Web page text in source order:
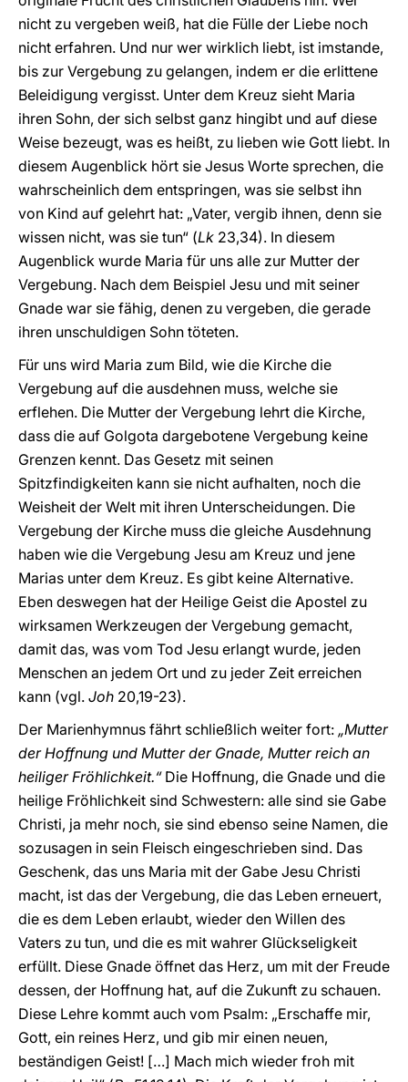
nicht zu vergeben weiß, hat die Fülle der Liebe noch
nicht erfahren. Und nur wer wirklich liebt, ist imstande,
bis zur Vergebung zu gelangen, indem er die erlittene
Beleidigung vergisst. Unter dem Kreuz sieht Maria
ihren Sohn, der sich selbst ganz hingibt und auf diese
Weise bezeugt, was es heißt, zu lieben wie Gott liebt. In
diesem Augenblick hört sie Jesus Worte sprechen, die
wahrscheinlich dem entspringen, was sie selbst ihn
von Kind auf gelehrt hat: „Vater, vergib ihnen, denn sie
wissen nicht, was sie tun“ (Lk 23,34). In diesem
Augenblick wurde Maria für uns alle zur Mutter der
Vergebung. Nach dem Beispiel Jesu und mit seiner
Gnade war sie fähig, denen zu vergeben, die gerade
ihren unschuldigen Sohn töteten.
Für uns wird Maria zum Bild, wie die Kirche die
Vergebung auf die ausdehnen muss, welche sie
erflehen. Die Mutter der Vergebung lehrt die Kirche,
dass die auf Golgota dargebotene Vergebung keine
Grenzen kennt. Das Gesetz mit seinen
Spitzfindigkeiten kann sie nicht aufhalten, noch die
Weisheit der Welt mit ihren Unterscheidungen. Die
Vergebung der Kirche muss die gleiche Ausdehnung
haben wie die Vergebung Jesu am Kreuz und jene
Marias unter dem Kreuz. Es gibt keine Alternative.
Eben deswegen hat der Heilige Geist die Apostel zu
wirksamen Werkzeugen der Vergebung gemacht,
damit das, was vom Tod Jesu erlangt wurde, jeden
Menschen an jedem Ort und zu jeder Zeit erreichen
kann (vgl. Joh 20,19-23).
Der Marienhymnus fährt schließlich weiter fort: „Mutter
der Hoffnung und Mutter der Gnade, Mutter reich an
heiliger Fröhlichkeit.“Die Hoffnung, die Gnade und die
heilige Fröhlichkeit sind Schwestern: alle sind sie Gabe
Christi, ja mehr noch, sie sind ebenso seine Namen, die
sozusagen in sein Fleisch eingeschrieben sind. Das
Geschenk, das uns Maria mit der Gabe Jesu Christi
macht, ist das der Vergebung, die das Leben erneuert,
die es dem Leben erlaubt, wieder den Willen des
Vaters zu tun, und die es mit wahrer Glückseligkeit
erfüllt. Diese Gnade öffnet das Herz, um mit der Freude
dessen, der Hoffnung hat, auf die Zukunft zu schauen.
Diese Lehre kommt auch vom Psalm: „Erschaffe mir,
Gott, ein reines Herz, und gib mir einen neuen,
beständigen Geist! […] Mach mich wieder froh mit